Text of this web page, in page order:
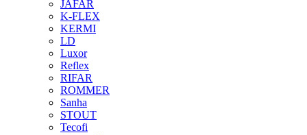
JAFAR
K-FLEX
KERMI
LD
Luxor
Reflex
RIFAR
ROMMER
Sanha
STOUT
Tecofi